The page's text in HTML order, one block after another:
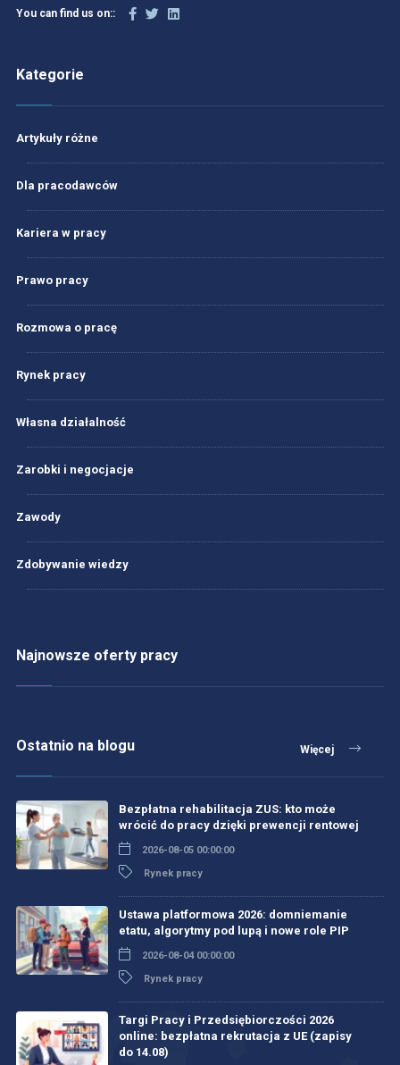
You can find us on::
Kategorie
Artykuły różne
Dla pracodawców
Kariera w pracy
Prawo pracy
Rozmowa o pracę
Rynek pracy
Własna działalność
Zarobki i negocjacje
Zawody
Zdobywanie wiedzy
Najnowsze oferty pracy
Ostatnio na blogu Więcej
Bezpłatna rehabilitacja ZUS: kto może
wrócić do pracy dzięki prewencji rentowej
2026-08-05 00:00:00
Rynek pracy
Ustawa platformowa 2026: domniemanie
etatu, algorytmy pod lupą i nowe role PIP
2026-08-04 00:00:00
Rynek pracy
Targi Pracy i Przedsiębiorczości 2026
online: bezpłatna rekrutacja z UE (zapisy
do 14.08)